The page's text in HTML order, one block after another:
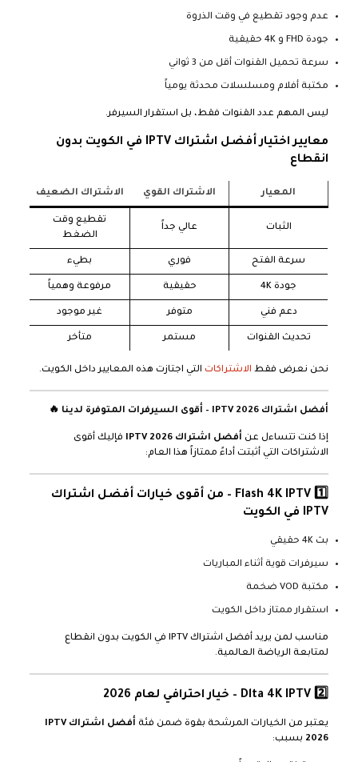
عدم وجود تقطيع في وقت الذروة
جودة FHD و 4K حقيقية
سرعة تحميل القنوات أقل من 3 ثواني
مكتبة أفلام ومسلسلات محدثة يومياً
ليس المهم عدد القنوات فقط، بل استقرار السيرفر.
معايير اختيار أفضل اشتراك IPTV في الكويت بدون
انقطاع
المعيار الاشتراك القوي الاشتراك الضعيف
الثبات عالي جداً
تقطيع وقت
الضغط
سرعة الفتح فوري بطيء
جودة 4K حقيقية مرفوعة وهمياً
دعم فني متوفر غير موجود
تحديث القنوات مستمر متأخر
نحن نعرض فقط الاشتراكاتالتي اجتازت هذه المعايير داخل الكويت.
أفضل اشتراك IPTV 2026 – أقوى السيرفرات المتوفرة لدينا 🔥
إذا كنت تتساءل عن أفضل اشتراك IPTV 2026
فإليك أقوى
الاشتراكات التي أثبتت أداءً ممتازاً هذا العام:
1️⃣
Flash 4K IPTV – من أقوى خيارات أفضل اشتراك
IPTV في الكويت
بث 4K حقيقي
سيرفرات قوية أثناء المباريات
مكتبة VOD ضخمة
استقرار ممتاز داخل الكويت
مناسب لمن يريد أفضل اشتراك IPTV في الكويت بدون انقطاع
لمتابعة الرياضة العالمية.
2️⃣
Dlta 4K IPTV – خيار احترافي لعام 2026
يعتبر من الخيارات المرشحة بقوة ضمن فئة
أفضل اشتراك IPTV
2026 بسبب: